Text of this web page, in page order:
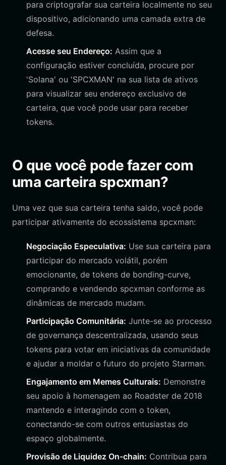
para criptografar sua carteira localmente no seu
dispositivo, adicionando uma camada extra de
defesa.
Acesse seu Endereço: Assim que a
configuração estiver concluída, procure por
'Solana' ou 'SPCXMAN' na sua lista de ativos
para visualizar seu endereço exclusivo de
carteira, que você pode usar para receber
tokens.
O que você pode fazer com
uma carteira spcxman?
Uma vez que sua carteira tenha saldo, você pode
participar ativamente do ecossistema spcxman:
Negociação Especulativa: Use sua carteira para
participar do mercado volátil, porém
emocionante, de tokens de bonding-curve,
comprando e vendendo spcxman conforme as
dinâmicas de mercado mudam.
Participação Comunitária: Junte-se ao processo
de governança descentralizada, usando seus
tokens para votar em iniciativas da comunidade
e ajudar a moldar o futuro do projeto Starman.
Engajamento em Memes Culturais: Demonstre
seu apoio à homenagem ao Roadster de 2018
mantendo e interagindo com o token,
conectando-se com outros entusiastas do
espaço globalmente.
Provisão de Liquidez On-chain: Contribua para